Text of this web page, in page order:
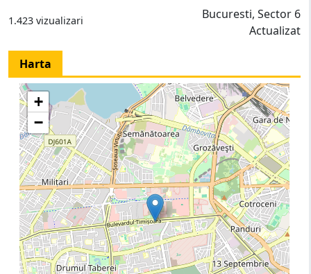
1.423 vizualizari
Bucuresti, Sector 6
Actualizat
Harta
+
−